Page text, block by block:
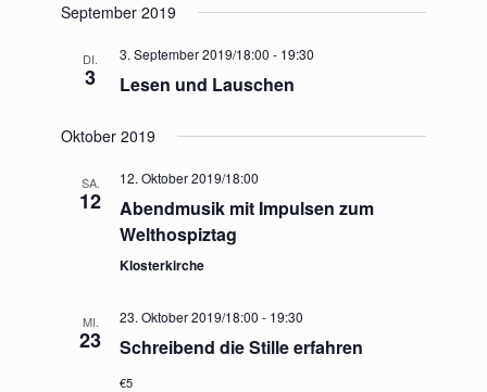
wählen.
September 2019
DI.
3
3. September 2019/18:00 - 19:30
Lesen und Lauschen
Oktober 2019
SA.
12
12. Oktober 2019/18:00
Abendmusik mit Impulsen zum
Welthospiztag
Klosterkirche
MI.
23
23. Oktober 2019/18:00 - 19:30
Schreibend die Stille erfahren
€5